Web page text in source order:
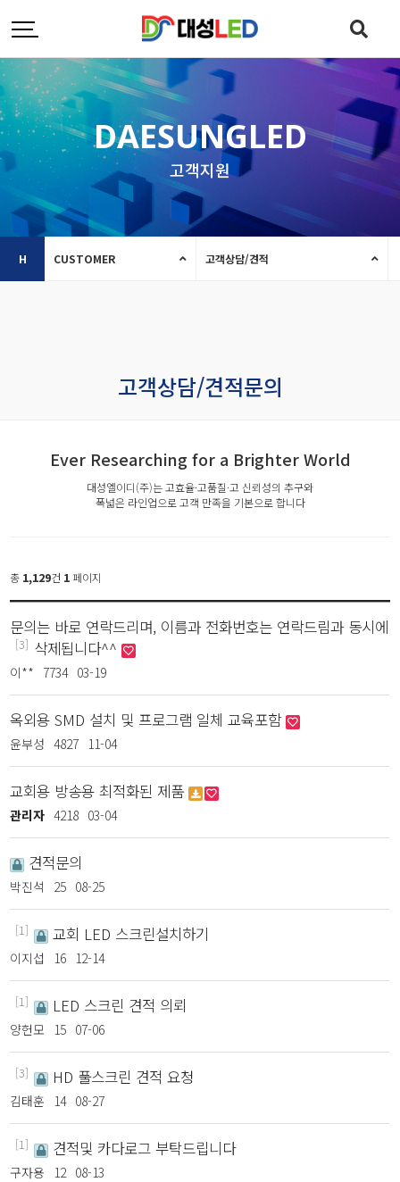
DAESUNGLED
고객지원
H CUSTOMER 고객상담/견적
고객상담/견적문의
Ever Researching for a Brighter World
대성엘이디(주)는 고효율·고품질·고 신뢰성의 추구와
폭넓은 라인업으로 고객 만족을 기본으로 합니다
총 1,129건 1 페이지
문의는 바로 연락드리며, 이름과 전화번호는 연락드림과 동시에
삭제됩니다^^
[3]
이** 7734 03-19
옥외용 SMD 설치 및 프로그램 일체 교육포함
윤부성 4827 11-04
교회용 방송용 최적화된 제품
관리자 4218 03-04
견적문의
박진석 25 08-25
교회 LED 스크린설치하기
[1]
이지섭 16 12-14
LED 스크린 견적 의뢰
[1]
양헌모 15 07-06
HD 풀스크린 견적 요청
[3]
김태훈 14 08-27
견적및 카다로그 부탁드립니다
[1]
구자용 12 08-13